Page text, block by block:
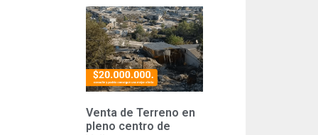
Venta de Terreno en
pleno centro de